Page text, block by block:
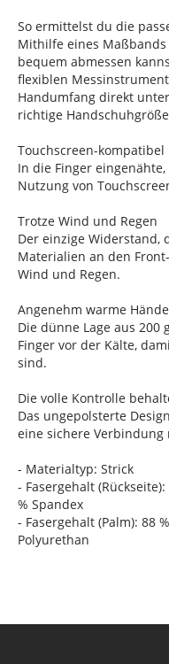
So ermittelst du die
Mithilfe eines
bequem abmessen
flexiblen
Handumfang direkt
richtige
Touchscreen-kompatibel
In die Finger
Nutzung von
Trotze Wind und Regen
Der einzige Widerstand,
Materialien an den
Wind und Regen.
Angenehm warme Hände
Die dünne Lage aus
Finger vor der Kälte,
sind.
Die volle Kontrolle
Das ungepolsterte
eine sichere
- Materialtyp: Strick
- Fasergehalt
% Spandex
- Fasergehalt (Palm): 88
Polyurethan